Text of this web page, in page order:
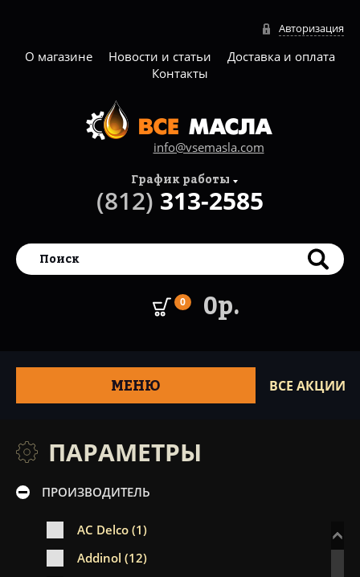
Авторизация
О магазине Новости и статьи
Доставка и оплата
Контакты
info@vsemasla.com
0 0р.
График работы
(812) 313-2585
МЕНЮ ВСЕ АКЦИИ
ПАРАМЕТРЫ
ПРОИЗВОДИТЕЛЬ
AC Delco (1)
Addinol (12)